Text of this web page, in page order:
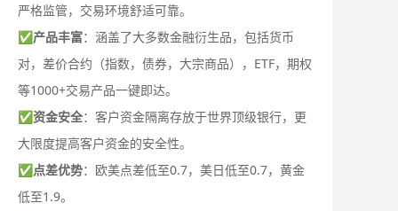
严格监管，交易环境舒适可靠。
✅产品丰富：涵盖了大多数金融衍生品，包括货币
对，差价合约（指数，债券，大宗商品），ETF，期权
等1000+交易产品一键即达。
✅资金安全：客户资金隔离存放于世界顶级银行，更
大限度提高客户资金的安全性。
✅点差优势：欧美点差低至0.7，美日低至0.7，黄金
低至1.9。